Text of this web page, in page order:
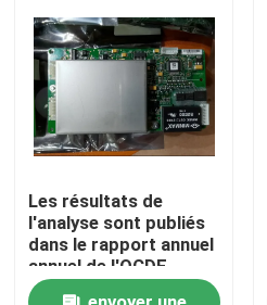
À la maison
Les résultats de
l'analyse sont publiés
dans le rapport annuel
annuel de l'OCDE.